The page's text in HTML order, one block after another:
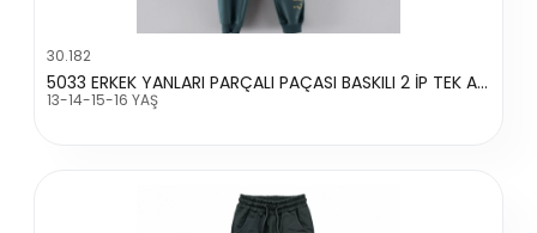
30.182
5033 ERKEK YANLARI PARÇALI PAÇASI BASKILI 2 İP TEK ALT
13-14-15-16 YAŞ